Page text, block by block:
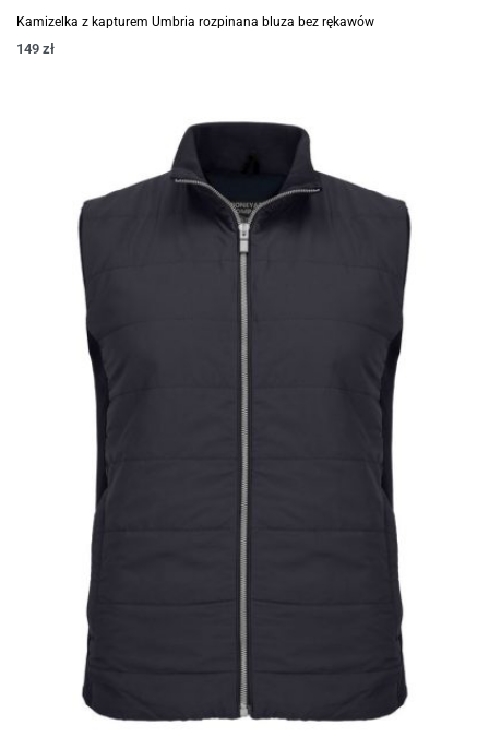
Kamizelka z kapturem Umbria rozpinana bluza bez rękawów
149 zł